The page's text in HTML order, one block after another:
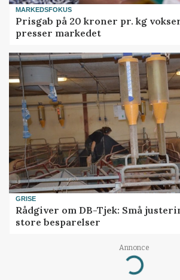
MARKEDSFOKUS
Prisgab på 20 kroner pr. kg
presser markedet
GRISE
Rådgiver om DB-Tjek: Små
store besparelser
Annonce
Loading...